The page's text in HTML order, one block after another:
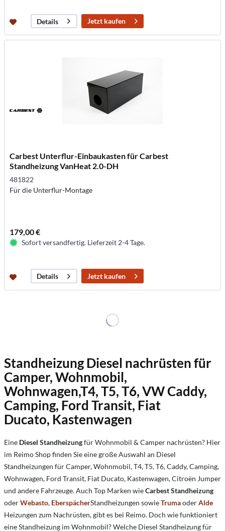
Details Jetzt kaufen
Carbest Unterflur-Einbaukasten für Carbest
Standheizung VanHeat 2.0-DH
481822
Für die Unterflur-Montage
179,00 €
Sofort versandfertig. Lieferzeit 2-4 Tage.
Details Jetzt kaufen
Standheizung Diesel nachrüsten für
Camper, Wohnmobil,
Wohnwagen,T4, T5, T6, VW Caddy,
Camping, Ford Transit, Fiat
Ducato, Kastenwagen
Eine Diesel Standheizungfür Wohnmobil & Camper nachrüsten? Hier
im Reimo Shop finden Sie eine große Auswahl an Diesel
Standheizungen für Camper, Wohnmobil, T4, T5, T6, Caddy, Camping,
Wohnwagen, Ford Transit, Fiat Ducato, Kastenwagen, Citroën Jumper
und andere Fahrzeuge. Auch Top Marken wieCarbest Standheizung
oderWebasto, EberspächerStandheizungen sowieTrumaoderAlde
Heizungen zum Nachrüsten, gibt es bei Reimo. Doch wie funktioniert
eine Standheizung im Wohnmobil? Welche Diesel Standheizung für